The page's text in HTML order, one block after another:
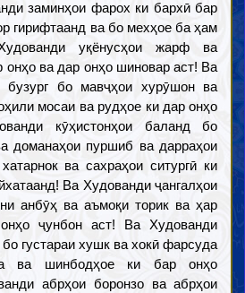
заминҳои фарох ки бархӣ бар
гирифтаанд ва бо мехҳое ба ҳам
уқёнусҳои жарф ва
онҳо ва дар онҳо шиновар аст! Ва
бузург бо мавҷҳои хурӯшон ва
мосаи ва рудҳое ки дар онҳо
кӯҳистонҳои баланд бо
доманаҳои пуршиб ва дарраҳои
ва сахраҳои ситургӣ ки
Ва Худованди ҷангалҳои
анбӯҳ ва аъмоқи торик ва ҳар
ҷунбон аст! Ва Худованди
густараи хушк ва хокӣ фарсуда
ва шинбодҳое ки бар онҳо
абрҳои боронзо ва абрҳои